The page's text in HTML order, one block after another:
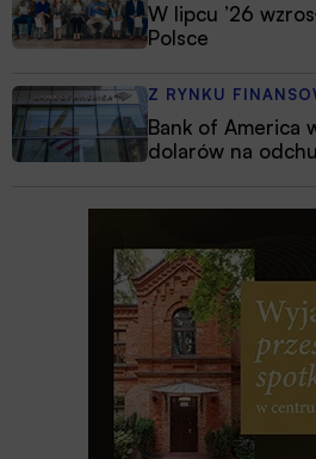
W lipcu ’26
Polsce
Z RYNKU
Bank of America
dolarów na